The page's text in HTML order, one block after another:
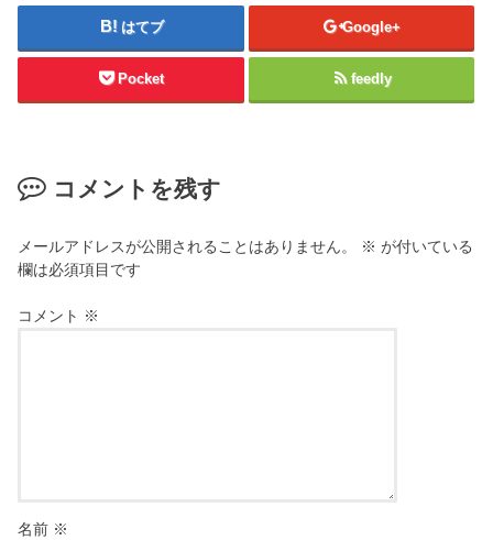
はてブ Google+
Pocket feedly
コメントを残す
メールアドレスが公開されることはありません。 ※ が付いている
欄は必須項目です
コメント ※
名前 ※